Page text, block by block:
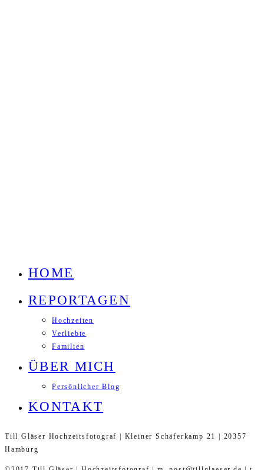
HOME
REPORTAGEN
Hochzeiten
Verliebte
Familien
ÜBER MICH
Persönlicher Blog
KONTAKT
Till Gläser Hochzeitsfotograf | Kleiner Schäferkamp 21 | 20357
Hamburg